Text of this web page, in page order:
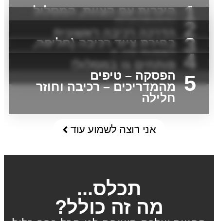
1
היכרות עם הצוות, המסלול
והאופנועים
2 הדרכה רכיבה ראשונית
3
בחירת ציוד רכיבה (חליפה,
כפפות וכו..)
4 פותחים גז במסלול!
5
הפסקה – טיפים
מהמדריכים – רכיבה וחוזר
חלילה
אני רוצה לשמוע עוד
תכלס...
מה זה כולל?